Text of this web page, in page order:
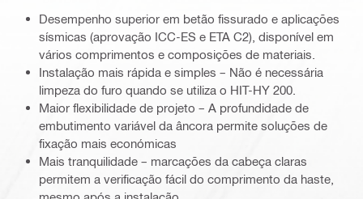
Desempenho superior em betão fissurado e aplicações
sísmicas (aprovação ICC-ES e ETA C2), disponível em
vários comprimentos e composições de materiais.
Instalação mais rápida e simples – Não é necessária
limpeza do furo quando se utiliza o HIT-HY 200.
Maior flexibilidade de projeto – A profundidade de
embutimento variável da âncora permite soluções de
fixação mais económicas
Mais tranquilidade – marcações da cabeça claras
permitem a verificação fácil do comprimento da haste,